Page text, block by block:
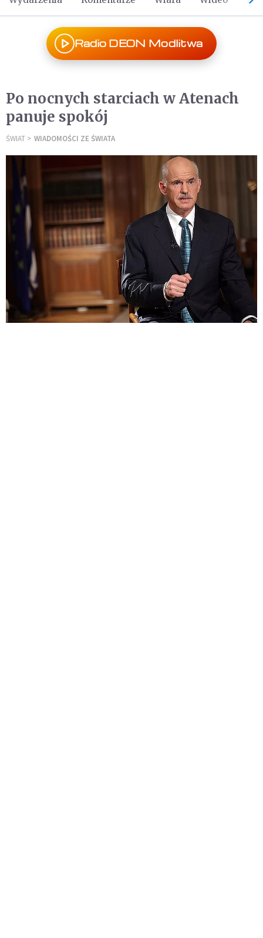
Radio DEON Modlitwa
Po nocnych starciach w Atenach
panuje spokój
ŚWIAT WIADOMOŚCI ZE ŚWIATA